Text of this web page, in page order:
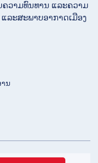
ວາມທົນທານ ແລະຄວາມ
ລະສະພາບອາກາດເມືອງ
ານ